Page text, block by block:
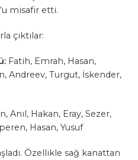
misafir etti.
çıktılar:
Fatih, Emrah, Hasan,
Andreev, Turgut, İskender,
Anıl, Hakan, Eray, Sezer,
Hasan, Yusuf
Özellikle sağ kanattan